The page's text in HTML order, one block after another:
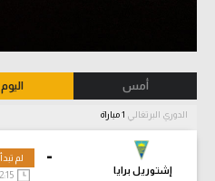
أمس اليوم
الدوري البرتغالي
-
إشتوريل برايا
لم تبدأ
22:15